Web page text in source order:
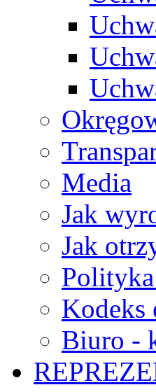
Media
Jak
Jak
Kodeks
Biuro -